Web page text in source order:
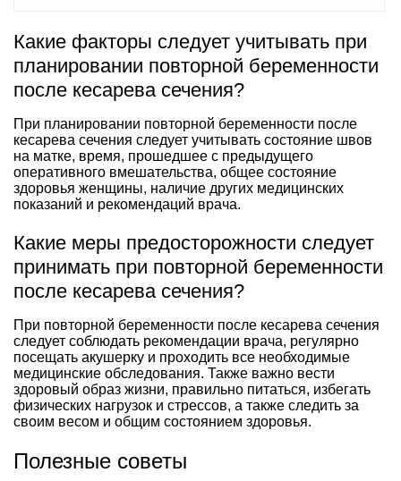
Какие факторы следует учитывать при
планировании повторной беременности
после кесарева сечения?
При планировании повторной беременности после
кесарева сечения следует учитывать состояние швов
на матке, время, прошедшее с предыдущего
оперативного вмешательства, общее состояние
здоровья женщины, наличие других медицинских
показаний и рекомендаций врача.
Какие меры предосторожности следует
принимать при повторной беременности
после кесарева сечения?
При повторной беременности после кесарева сечения
следует соблюдать рекомендации врача, регулярно
посещать акушерку и проходить все необходимые
медицинские обследования. Также важно вести
здоровый образ жизни, правильно питаться, избегать
физических нагрузок и стрессов, а также следить за
своим весом и общим состоянием здоровья.
Полезные советы